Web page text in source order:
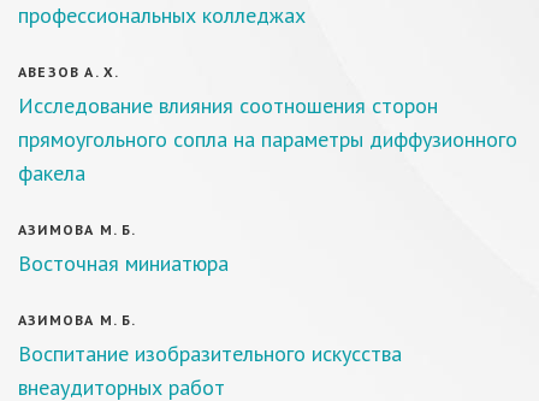
профессиональных колледжах
АВЕЗОВ А. Х.
Исследование влияния соотношения сторон
прямоугольного сопла на параметры диффузионного
факела
АЗИМОВА М. Б.
Восточная миниатюра
АЗИМОВА М. Б.
Воспитание изобразительного искусства
внеаудиторных работ